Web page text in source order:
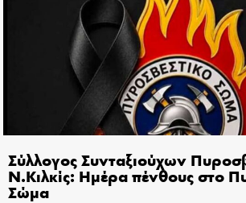
Σύλλογος Συνταξιούχων
Ν.Κιλκίς: Ημέρα πένθους στο
Σώμα